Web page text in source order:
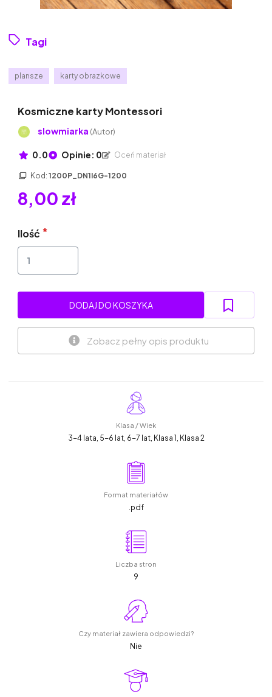
Tagi
plansze karty obrazkowe
Kosmiczne karty Montessori
slowmiarka (Autor)
0.0 Opinie: 0 Oceń materiał
Kod: 1200P_DN1I6G-1200
8,00 zł
Ilość
DODAJ DO KOSZYKA
Zobacz pełny opis produktu
Klasa / Wiek
3-4 lata, 5-6 lat, 6-7 lat, Klasa 1, Klasa 2
Format materiałów
.pdf
Liczba stron
9
Czy materiał zawiera odpowiedzi?
Nie